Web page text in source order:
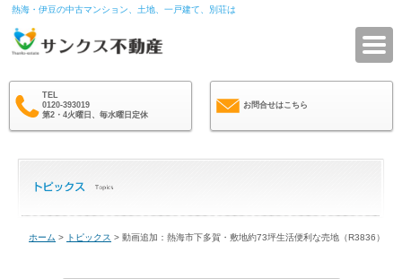
熱海・伊豆の中古マンション、土地、一戸建て、別荘は
TEL
0120-393019
第2・4火曜日、毎水曜日定休
お問合せはこちら
ホーム > トピックス > 動画追加：熱海市下多賀・敷地約73坪生活便利な売地（R3836）